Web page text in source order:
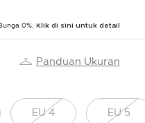
0%, Klik di sini untuk detail
Panduan Ukuran
EU 4 EU 5